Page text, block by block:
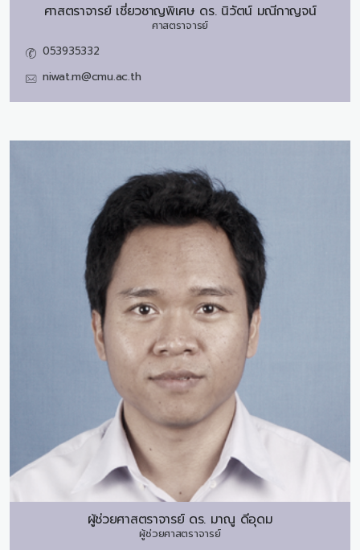
ศาสตราจารย์ เชี่ยวชาญพิเศษ ดร. นิวัตน์ มณีกาญจน์
ศาสตราจารย์
053935332
niwat.m@cmu.ac.th
ผู้ช่วยศาสตราจารย์ ดร. มาณู ดีอุดม
ผู้ช่วยศาสตราจารย์